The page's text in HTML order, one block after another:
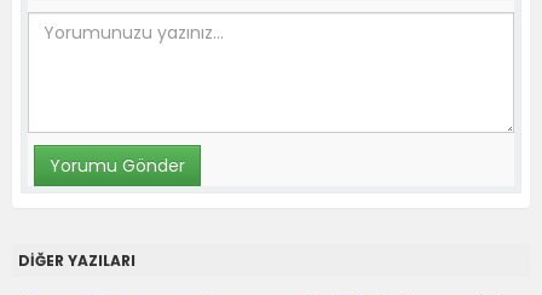
DİĞER YAZILARI